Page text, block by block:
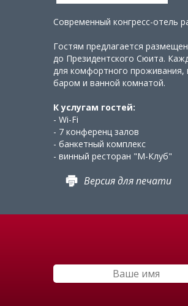
Современный конгресс-отель
Гостям предлагается
до Президентского Сюита.
для комфортного
баром и ванной комнатой.
К услугам гостей:
- Wi-Fi
- 7 конференц залов
- банкетный комплекс
- винный ресторан "М-Клуб"
Версия для печати